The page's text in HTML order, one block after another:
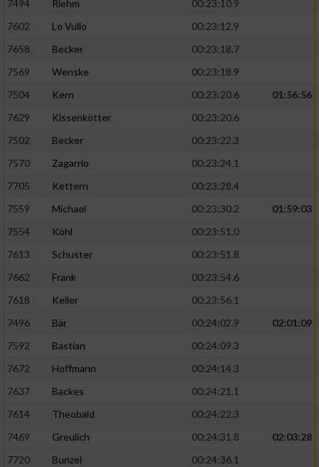
7494 Riehm
00:23:10.9
7602
Lo Vullo
00:23:12.9
7658
Becker
00:23:18.7
7569
Wenske
00:23:18.9
7504
Kern 00:23:20.6
01:56:56
7629
Kissenkötter
00:23:20.6
7502
Becker
00:23:22.3
7570
Zagarrio
00:23:24.1
7705
Kettern
00:23:28.4
7559
Michael 00:23:30.2
01:59:03
7554
Köhl
00:23:51.0
7613
Schuster
00:23:51.8
7662
Frank
00:23:54.6
7618
Keller
00:23:56.1
7496
Bär 00:24:02.9
02:01:09
7592
Bastian
00:24:09.3
7672
Hoffmann
00:24:14.3
7637
Backes
00:24:21.1
7614
Theobald
00:24:22.3
7469
Greulich 00:24:31.8
02:03:28
7720
Bunzel
00:24:36.1